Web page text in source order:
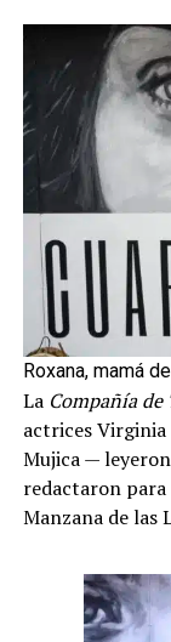
Roxana, mamá
La Compañía de
actrices Virginia
Mujica —
redactaron
Manzana de las